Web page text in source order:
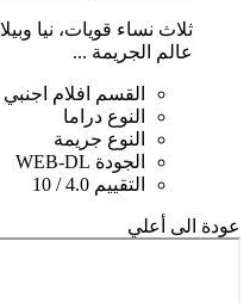
ثلاث نساء قويات، نيا
عالم الجريمة ...
القسم
افلام اجنبي
النوع دراما
النوع جريمة
الجودة WEB-DL
التقييم 4.0 / 10
عودة الى أعلي